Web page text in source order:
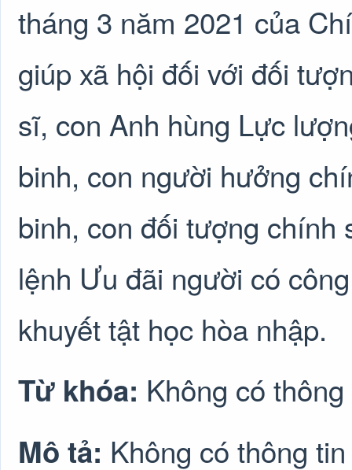
tháng 3 năm 2021 của
giúp xã hội đối với đối
sĩ, con Anh hùng Lực
binh, con người hưởng
binh, con đối tượng chính
lệnh Ưu đãi người có
khuyết tật học hòa nhập.
Từ khóa: Không có
Mô tả: Không có thông tin